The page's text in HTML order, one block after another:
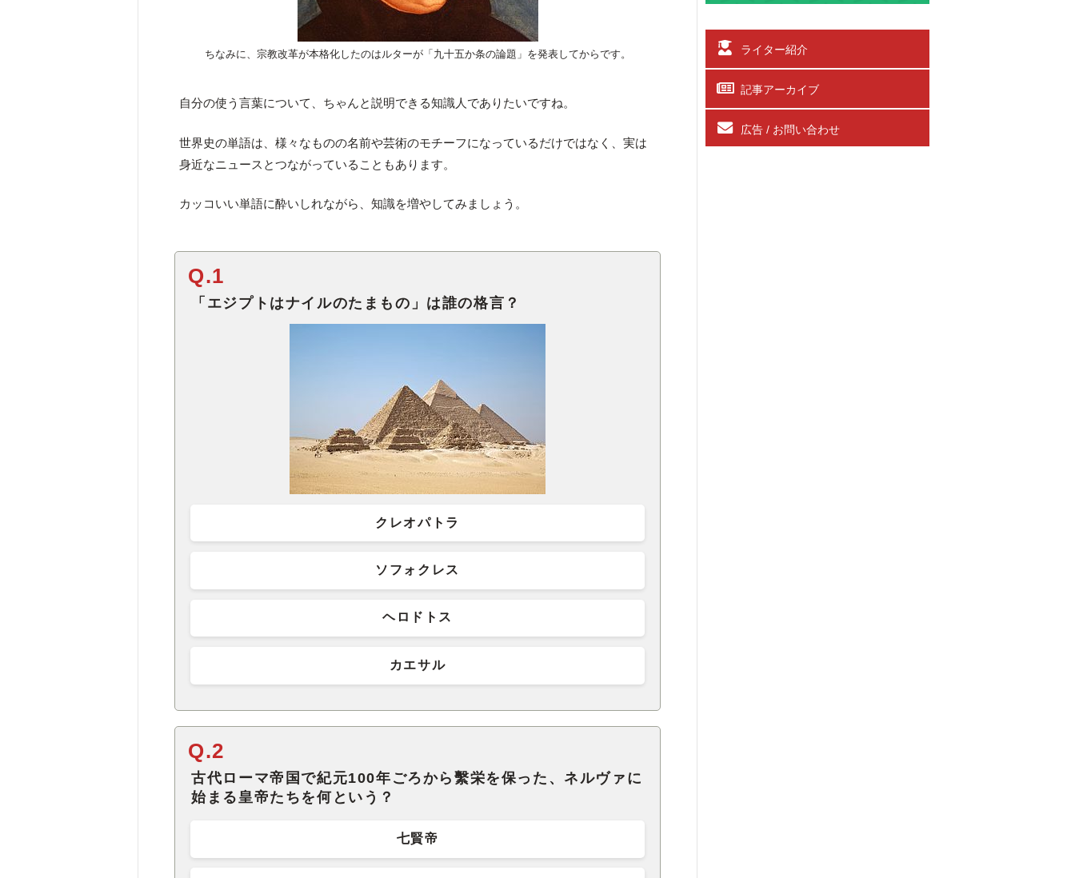
ちなみに、宗教改革が本格化したのはルターが「九十五か条の論題」を発表してからです。
自分の使う言葉について、ちゃんと説明できる知識人でありたいですね。
世界史の単語は、様々なものの名前や芸術のモチーフになっているだけではなく、実は
身近なニュースとつながっていることもあります。
カッコいい単語に酔いしれながら、知識を増やしてみましょう。
Q.1
「エジプトはナイルのたまもの」は誰の格言？
クレオパトラ
ソフォクレス
ヘロドトス
カエサル
Q.2
古代ローマ帝国で紀元100年ごろから繫栄を保った、ネルヴァに
始まる皇帝たちを何という？
七賢帝
ライター紹介
記事アーカイブ
広告 / お問い合わせ